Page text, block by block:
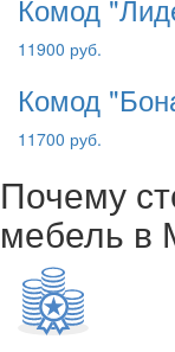
Комод
11900 руб.
Комод
11700 руб.
Почему
мебель в